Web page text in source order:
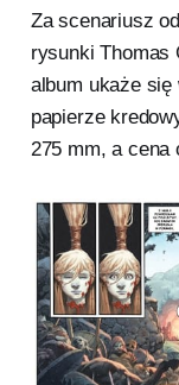
Za scenariusz
rysunki Thomas
album ukaże
papierze
275 mm, a cena